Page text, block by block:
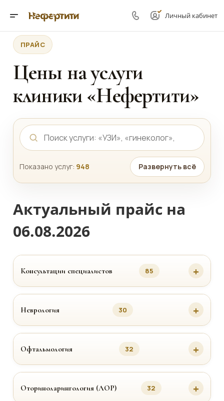
Личный кабинет
ПРАЙС
Цены на услуги
клиники «Нефертити»
Показано услуг: 948 Развернуть всё
Актуальный прайс на
06.08.2026
Консультации специалистов 85
Неврология 30
Офтальмология 32
Оториноларингология (ЛОР) 32